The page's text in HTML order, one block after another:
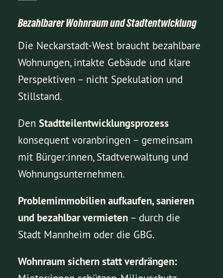
Bezahlbarer Wohnraum und Stadtentwicklung
Die Neckarstadt-West braucht bezahlbare
Wohnungen, intakte Gebäude und klare
Perspektiven – nicht Spekulation und
Stillstand.
DenStadtteilentwicklungsprozess
konsequent voranbringen – gemeinsam
mit Bürger:innen, Stadtverwaltung und
Wohnungsunternehmen.
Problemimmobilien aufkaufen, sanieren
und bezahlbar vermieten – durch die
Stadt Mannheim oder die GBG.
Wohnraum sichern statt verdrängen: